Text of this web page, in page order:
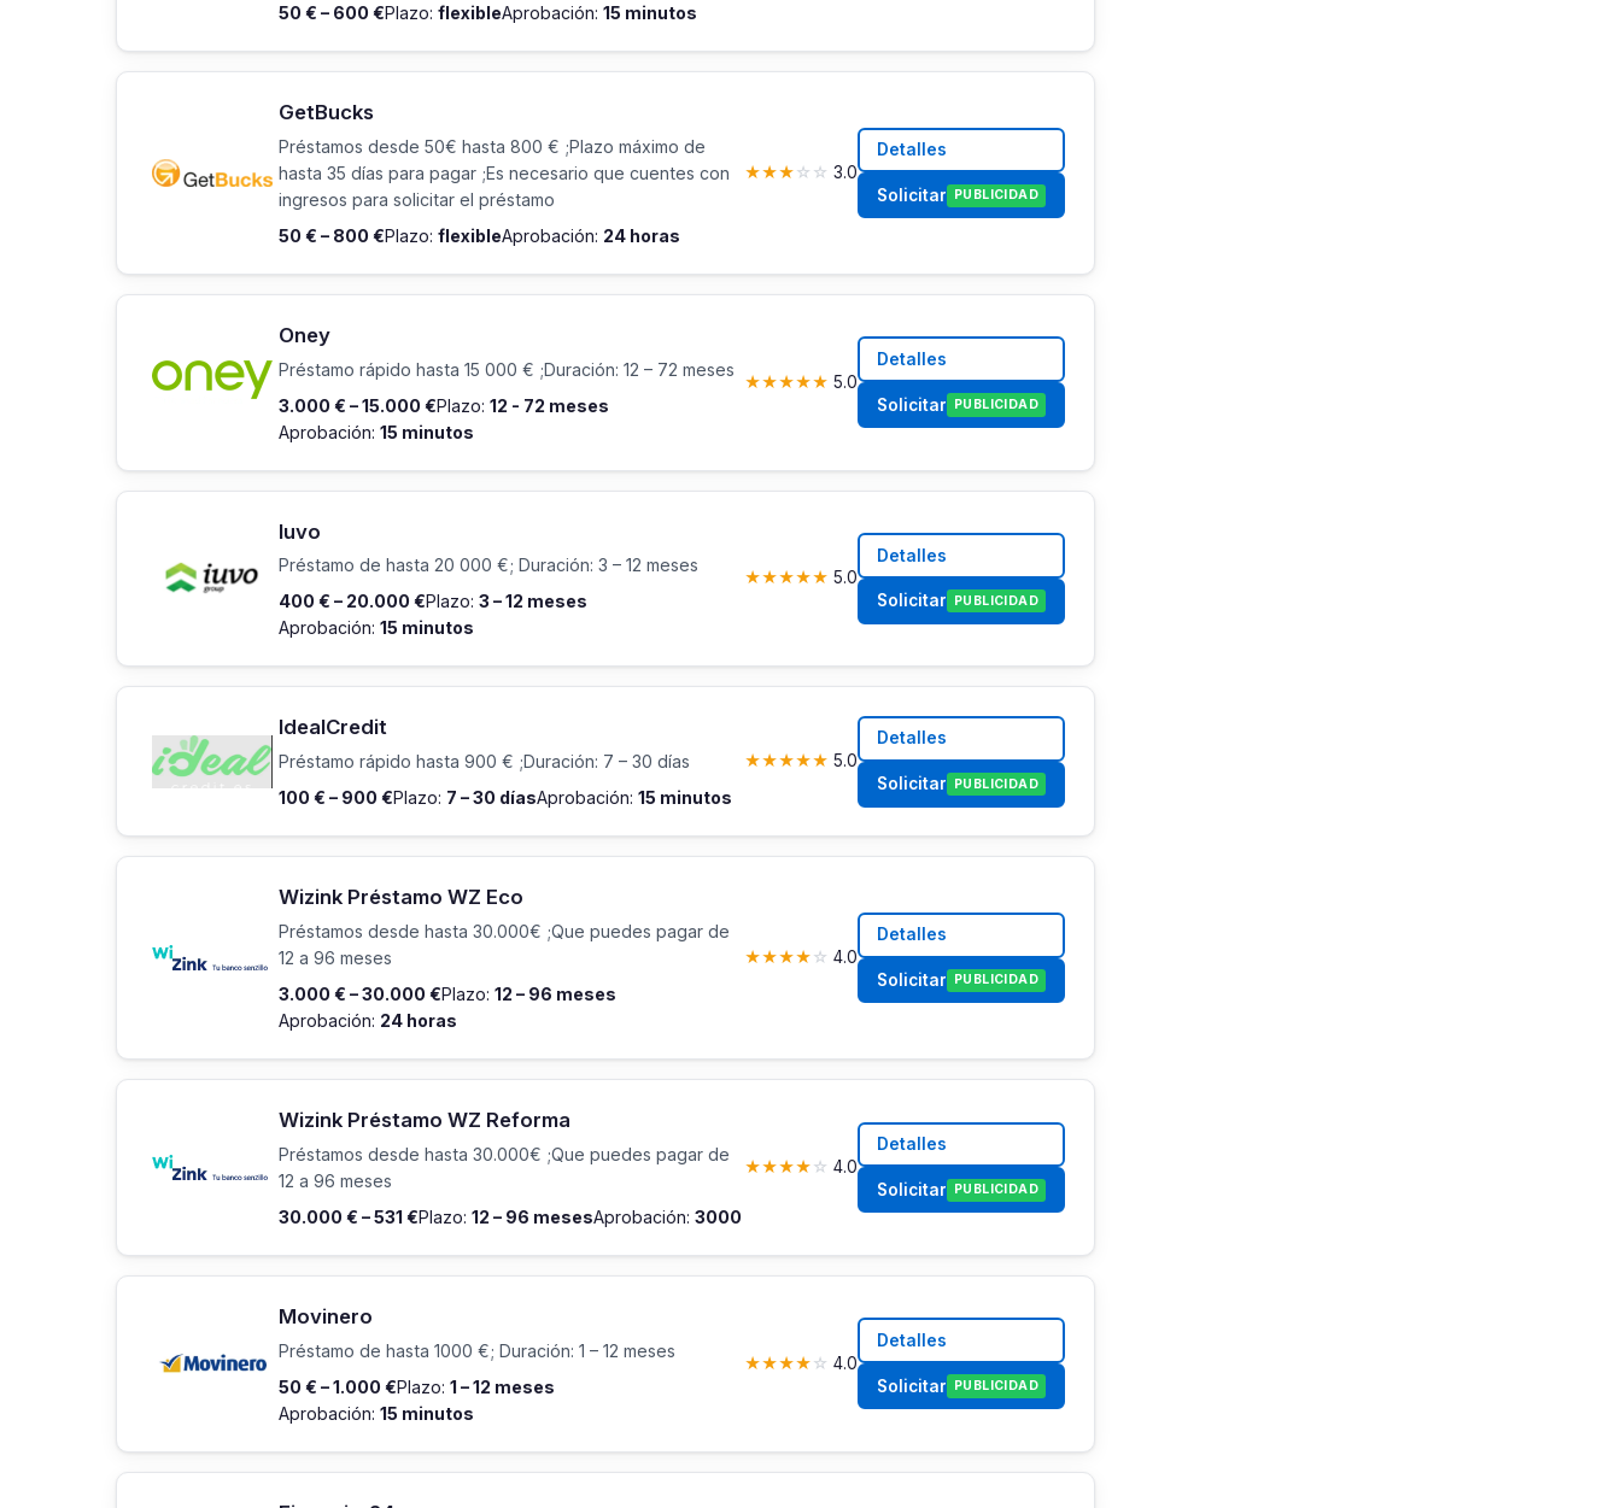
50 € – 600 €Plazo: flexibleAprobación: 15 minutos
GetBucks
Préstamos desde 50€ hasta 800 € ;Plazo máximo de
hasta 35 días para pagar ;Es necesario que cuentes con
ingresos para solicitar el préstamo
50 € – 800 €Plazo: flexibleAprobación: 24 horas
★★★☆ ☆ 3.0
Detalles
Solicitar PUBLICIDAD
Oney
Préstamo rápido hasta 15 000 € ;Duración: 12 – 72 meses
3.000 € – 15.000 €Plazo: 12 - 72 meses
Aprobación: 15 minutos
★★★★★ 5.0
Detalles
Solicitar PUBLICIDAD
Iuvo
Préstamo de hasta 20 000 €; Duración: 3 – 12 meses
400 € – 20.000 €Plazo: 3 – 12 meses
Aprobación: 15 minutos
★★★★★ 5.0
Detalles
Solicitar PUBLICIDAD
IdealCredit
Préstamo rápido hasta 900 € ;Duración: 7 – 30 días
100 € – 900 €Plazo: 7 – 30 díasAprobación: 15 minutos
★★★★★ 5.0
Detalles
Solicitar PUBLICIDAD
Wizink Préstamo WZ Eco
Préstamos desde hasta 30.000€ ;Que puedes pagar de
12 a 96 meses
3.000 € – 30.000 €Plazo: 12 – 96 meses
Aprobación: 24 horas
★★★★☆ 4.0
Detalles
Solicitar PUBLICIDAD
Wizink Préstamo WZ Reforma
Préstamos desde hasta 30.000€ ;Que puedes pagar de
12 a 96 meses
30.000 € – 531 €Plazo: 12 – 96 mesesAprobación: 3000
★★★★☆ 4.0
Detalles
Solicitar PUBLICIDAD
Movinero
Préstamo de hasta 1000 €; Duración: 1 – 12 meses
50 € – 1.000 €Plazo: 1 – 12 meses
Aprobación: 15 minutos
★★★★☆ 4.0
Detalles
Solicitar PUBLICIDAD